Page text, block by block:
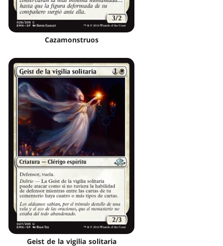
Cazamonstruos
Geist de la vigilia solitaria